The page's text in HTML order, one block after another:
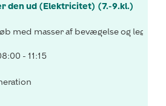
den ud (Elektricitet) (7.-9.kl.)
med masser af bevægelse og leg,
- 11:15